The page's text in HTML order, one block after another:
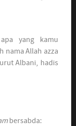
yang kamu
nama Allah azza
Albani, hadis
bersabda: